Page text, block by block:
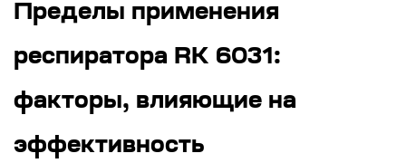
Пределы применения
респиратора RK 6031:
факторы, влияющие на
эффективность